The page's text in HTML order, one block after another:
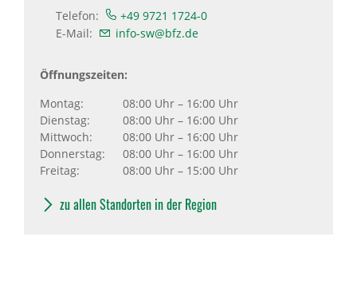
Telefon:
+49 9721 1724-0
E-Mail:
info-sw@bfz.de
Öffnungszeiten:
Montag:
08:00 Uhr – 16:00 Uhr
Dienstag:
08:00 Uhr – 16:00 Uhr
Mittwoch:
08:00 Uhr – 16:00 Uhr
Donnerstag:
08:00 Uhr – 16:00 Uhr
Freitag:
08:00 Uhr – 15:00 Uhr
zu allen Standorten in der Region